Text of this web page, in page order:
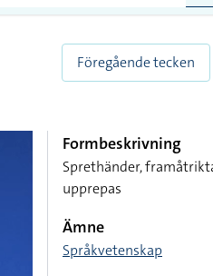
Föregående tecken
Formbeskrivning
Sprethänder,
upprepas
Ämne
Språkvetenskap